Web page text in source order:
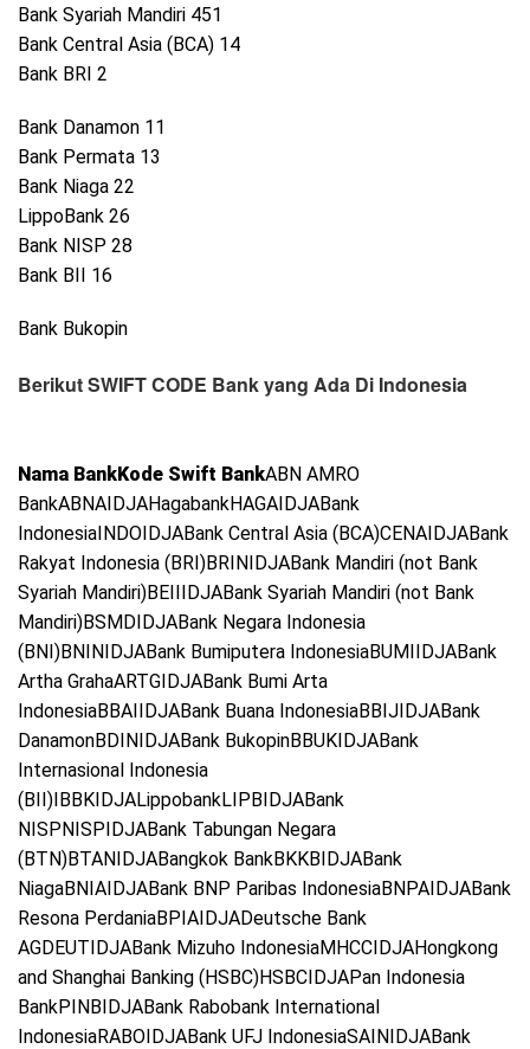
Bank Syariah Mandiri 451
Bank Central Asia (BCA) 14
Bank BRI 2
Bank Danamon 11
Bank Permata 13
Bank Niaga 22
LippoBank 26
Bank NISP 28
Bank BII 16
Bank Bukopin
Berikut SWIFT CODE Bank yang Ada Di Indonesia
Nama BankKode Swift BankABN AMRO
BankABNAIDJAHagabankHAGAIDJABank
IndonesiaINDOIDJABank Central Asia (BCA)CENAIDJABank
Rakyat Indonesia (BRI)BRINIDJABank Mandiri (not Bank
Syariah Mandiri)BEIIIDJABank Syariah Mandiri (not Bank
Mandiri)BSMDIDJABank Negara Indonesia
(BNI)BNINIDJABank Bumiputera IndonesiaBUMIIDJABank
Artha GrahaARTGIDJABank Bumi Arta
IndonesiaBBAIIDJABank Buana IndonesiaBBIJIDJABank
DanamonBDINIDJABank BukopinBBUKIDJABank
Internasional Indonesia
(BII)IBBKIDJALippobankLIPBIDJABank
NISPNISPIDJABank Tabungan Negara
(BTN)BTANIDJABangkok BankBKKBIDJABank
NiagaBNIAIDJABank BNP Paribas IndonesiaBNPAIDJABank
Resona PerdaniaBPIAIDJADeutsche Bank
AGDEUTIDJABank Mizuho IndonesiaMHCCIDJAHongkong
and Shanghai Banking (HSBC)HSBCIDJAPan Indonesia
BankPINBIDJABank Rabobank International
IndonesiaRABOIDJABank UFJ IndonesiaSAINIDJABank